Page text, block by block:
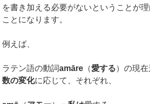
を書き加える必要がないということが
ことになります。
例えば、
ラテン語の動詞amāre （愛する）の現在
数の変化に応じて、それぞれ、